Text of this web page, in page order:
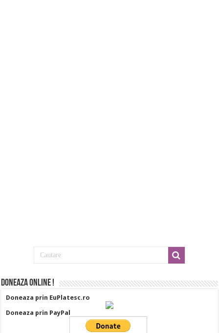
Doneaza online !
Doneaza prin EuPlatesc.ro
Doneaza prin PayPal